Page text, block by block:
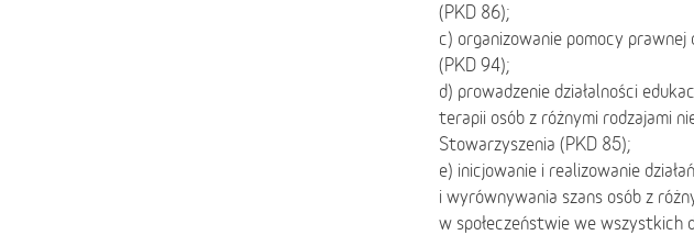
(PKD 86);
c) organizowanie pomocy prawnej
(PKD 94);
d) prowadzenie działalności
terapii osób z różnymi rodzajami
Stowarzyszenia (PKD 85);
e) inicjowanie i realizowanie
i wyrównywania szans osób z
w społeczeństwie we wszystkich